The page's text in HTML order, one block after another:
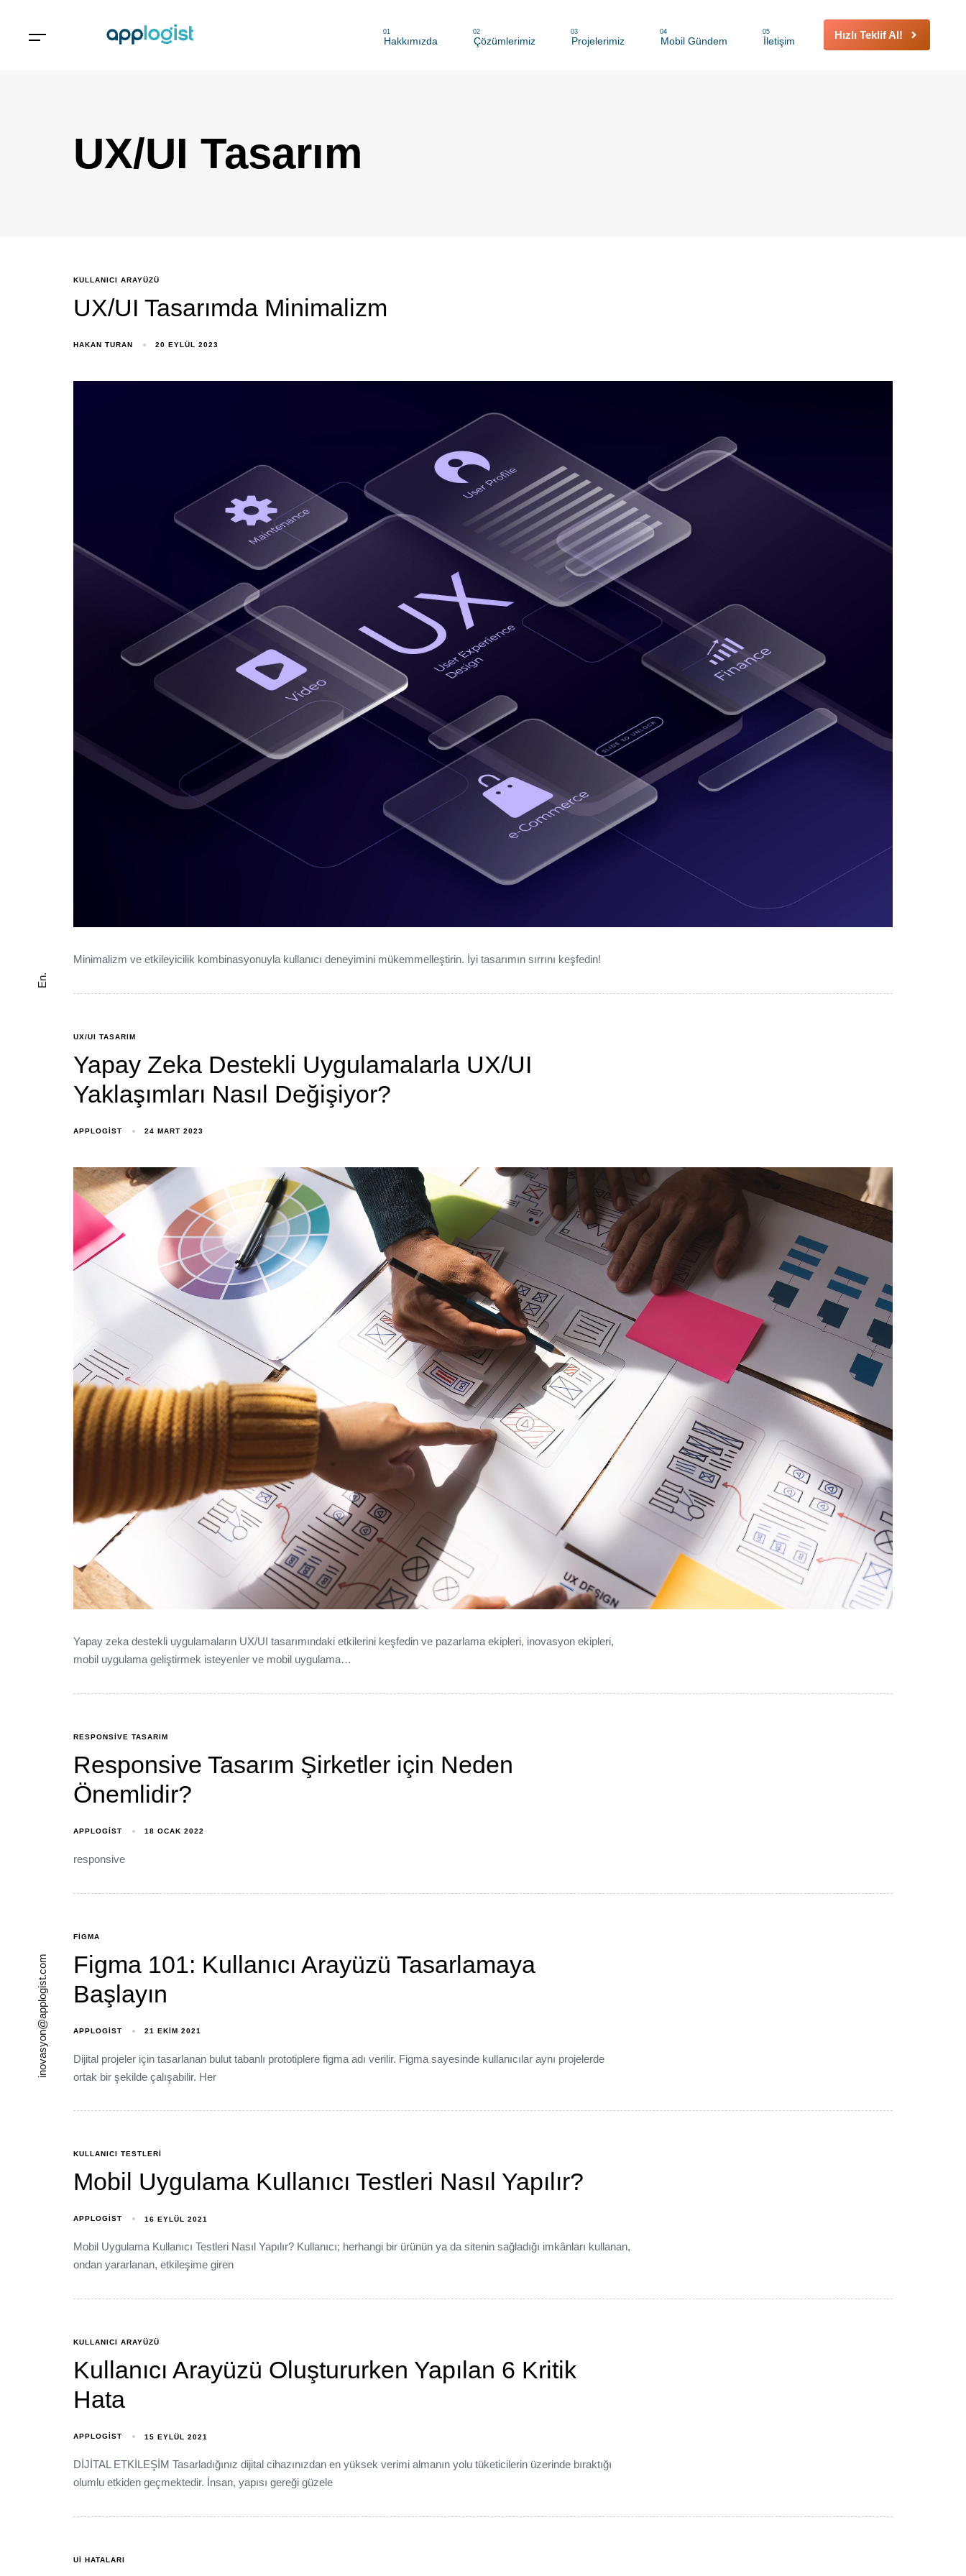
Hakkımızda
01
Çözümlerimiz
02
Projelerimiz
03
Mobil Gündem
04
İletişim
05 Hızlı Teklif Al!
En.
inovasyon@applogist.com
UX/UI Tasarım
KULLANICI ARAYÜZÜ
UX/UI Tasarımda Minimalizm
HAKAN TURAN 20 EYLÜL 2023
Minimalizm ve etkileyicilik kombinasyonuyla kullanıcı deneyimini mükemmelleştirin. İyi tasarımın sırrını keşfedin!
UX/UI TASARIM
Yapay Zeka Destekli Uygulamalarla UX/UI
Yaklaşımları Nasıl Değişiyor?
APPLOGIST 24 MART 2023
Yapay zeka destekli uygulamaların UX/UI tasarımındaki etkilerini keşfedin ve pazarlama ekipleri, inovasyon ekipleri,
mobil uygulama geliştirmek isteyenler ve mobil uygulama…
RESPONSIVE TASARIM
Responsive Tasarım Şirketler için Neden
Önemlidir?
APPLOGIST 18 OCAK 2022
responsive
FIGMA
Figma 101: Kullanıcı Arayüzü Tasarlamaya
Başlayın
APPLOGIST 21 EKIM 2021
Dijital projeler için tasarlanan bulut tabanlı prototiplere figma adı verilir. Figma sayesinde kullanıcılar aynı projelerde
ortak bir şekilde çalışabilir. Her
KULLANICI TESTLERI
Mobil Uygulama Kullanıcı Testleri Nasıl Yapılır?
APPLOGIST 16 EYLÜL 2021
Mobil Uygulama Kullanıcı Testleri Nasıl Yapılır? Kullanıcı; herhangi bir ürünün ya da sitenin sağladığı imkânları kullanan,
ondan yararlanan, etkileşime giren
KULLANICI ARAYÜZÜ
Kullanıcı Arayüzü Oluştururken Yapılan 6 Kritik
Hata
APPLOGIST 15 EYLÜL 2021
DİJİTAL ETKİLEŞİM Tasarladığınız dijital cihazınızdan en yüksek verimi almanın yolu tüketicilerin üzerinde bıraktığı
olumlu etkiden geçmektedir. İnsan, yapısı gereği güzele
UI HATALARI